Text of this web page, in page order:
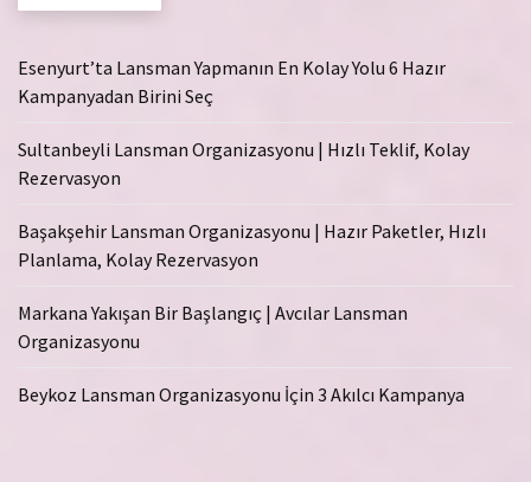
Esenyurt’ta Lansman Yapmanın En Kolay Yolu 6 Hazır
Kampanyadan Birini Seç
Sultanbeyli Lansman Organizasyonu | Hızlı Teklif, Kolay
Rezervasyon
Başakşehir Lansman Organizasyonu | Hazır Paketler, Hızlı
Planlama, Kolay Rezervasyon
Markana Yakışan Bir Başlangıç | Avcılar Lansman
Organizasyonu
Beykoz Lansman Organizasyonu İçin 3 Akılcı Kampanya